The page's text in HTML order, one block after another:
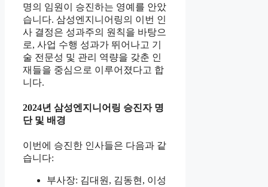
명의 임원이 승진하는 영예를 안았
습니다. 삼성엔지니어링의 이번 인
사 결정은 성과주의 원칙을 바탕으
로, 사업 수행 성과가 뛰어나고 기
술 전문성 및 관리 역량을 갖춘 인
재들을 중심으로 이루어졌다고 합
니다.
2024년 삼성엔지니어링 승진자 명
단 및 배경
이번에 승진한 인사들은 다음과 같
습니다:
부사장: 김대원, 김동현, 이성